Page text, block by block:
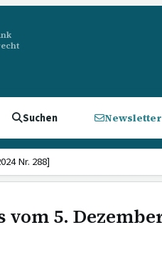
Suchen
Nr. 288]
vom 5.